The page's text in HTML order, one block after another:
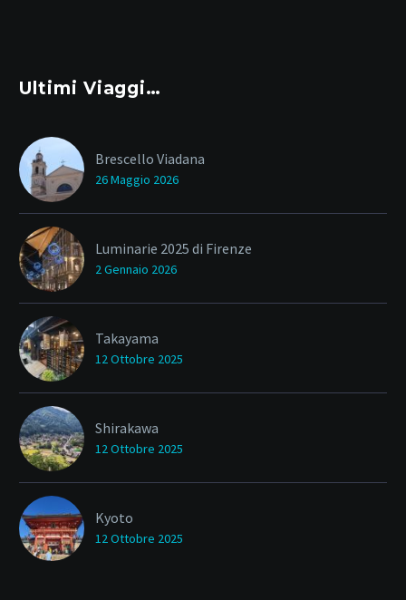
Ultimi Viaggi…
Brescello Viadana
26 Maggio 2026
Luminarie 2025 di Firenze
2 Gennaio 2026
Takayama
12 Ottobre 2025
Shirakawa
12 Ottobre 2025
Kyoto
12 Ottobre 2025